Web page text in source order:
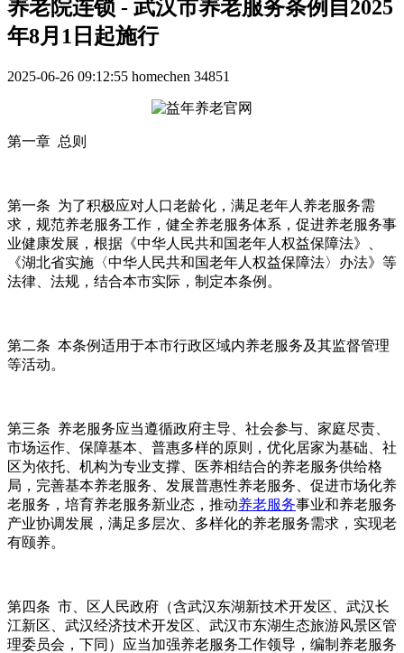
养老院连锁 - 武汉市养老服务条例自2025
年8月1日起施行
2025-06-26 09:12:55 homechen 34851
第一章 总则
第一条 为了积极应对人口老龄化，满足老年人养老服务需
求，规范养老服务工作，健全养老服务体系，促进养老服务事
业健康发展，根据《中华人民共和国老年人权益保障法》、
《湖北省实施〈中华人民共和国老年人权益保障法〉办法》等
法律、法规，结合本市实际，制定本条例。
第二条 本条例适用于本市行政区域内养老服务及其监督管理
等活动。
第三条 养老服务应当遵循政府主导、社会参与、家庭尽责、
市场运作、保障基本、普惠多样的原则，优化居家为基础、社
区为依托、机构为专业支撑、医养相结合的养老服务供给格
局，完善基本养老服务、发展普惠性养老服务、促进市场化养
老服务，培育养老服务新业态，推动养老服务事业和养老服务
产业协调发展，满足多层次、多样化的养老服务需求，实现老
有颐养。
第四条 市、区人民政府（含武汉东湖新技术开发区、武汉长
江新区、武汉经济技术开发区、武汉市东湖生态旅游风景区管
理委员会，下同）应当加强养老服务工作领导，编制养老服务